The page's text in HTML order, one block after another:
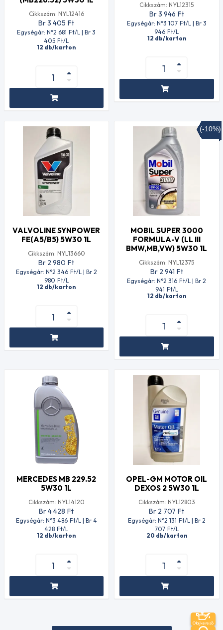
Cikkszám: NYL12416
Br 3 405 Ft
Egységár: N°2 681 Ft/L | Br 3
405 Ft/L
12 db/karton
Cikkszám: NYL12315
Br 3 946 Ft
Egységár: N°3 107 Ft/L | Br 3
946 Ft/L
12 db/karton
VALVOLINE SYNPOWER
FE(A5/B5) 5W30 1L
Cikkszám: NYL13660
Br 2 980 Ft
Egységár: N°2 346 Ft/L | Br 2
980 Ft/L
12 db/karton
(-10%)
MOBIL SUPER 3000
FORMULA-V (LL III
BMW,MB,VW) 5W30 1L
Cikkszám: NYL12375
Br 2 941 Ft
Egységár: N°2 316 Ft/L | Br 2
941 Ft/L
12 db/karton
MERCEDES MB 229.52
5W30 1L
Cikkszám: NYL14120
Br 4 428 Ft
Egységár: N°3 486 Ft/L | Br 4
428 Ft/L
12 db/karton
OPEL-GM MOTOR OIL
DEXOS 2 5W30 1L
Cikkszám: NYL12803
Br 2 707 Ft
Egységár: N°2 131 Ft/L | Br 2
707 Ft/L
20 db/karton
Olajkereső